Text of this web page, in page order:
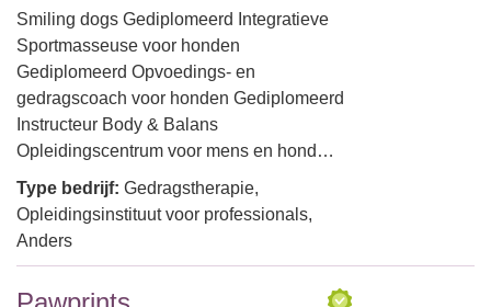
Smiling dogs Gediplomeerd Integratieve
Sportmasseuse voor honden
Gediplomeerd Opvoedings- en
gedragscoach voor honden Gediplomeerd
Instructeur Body & Balans
Opleidingscentrum voor mens en hond…
Type bedrijf: Gedragstherapie,
Opleidingsinstituut voor professionals,
Anders